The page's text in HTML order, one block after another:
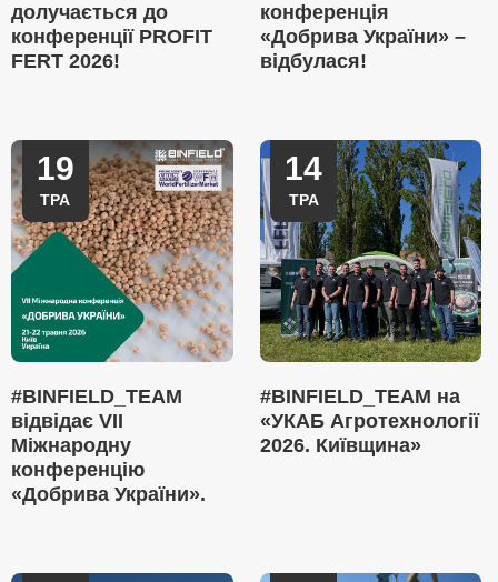
долучається до
конференції PROFIT
FERT 2026!
конференція
«Добрива України» –
відбулася!
19
ТРА
#BINFIELD_TEAM
відвідає VII
Міжнародну
конференцію
«Добрива України».
14
ТРА
#BINFIELD_TEAM на
«УКАБ Агротехнології
2026. Київщина»